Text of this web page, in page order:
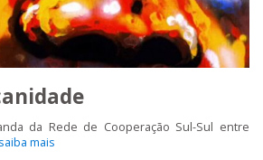
da Rede de Cooperação Sul-Sul entre
saiba mais